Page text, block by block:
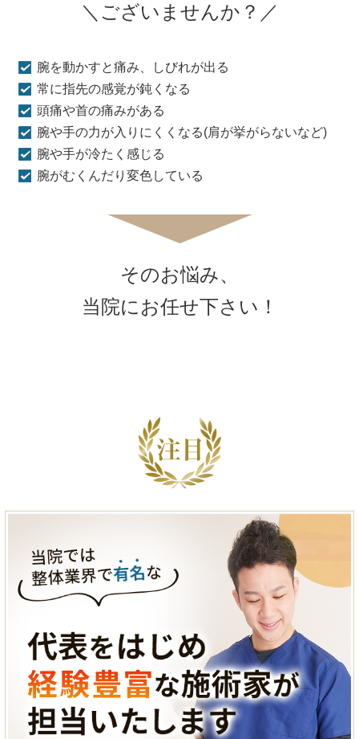
＼ございませんか？／
腕を動かすと痛み、しびれが出る
常に指先の感覚が鈍くなる
頭痛や首の痛みがある
腕や手の力が入りにくくなる(肩が挙がらないなど)
腕や手が冷たく感じる
腕がむくんだり変色している
そのお悩み、
当院にお任せ下さい！